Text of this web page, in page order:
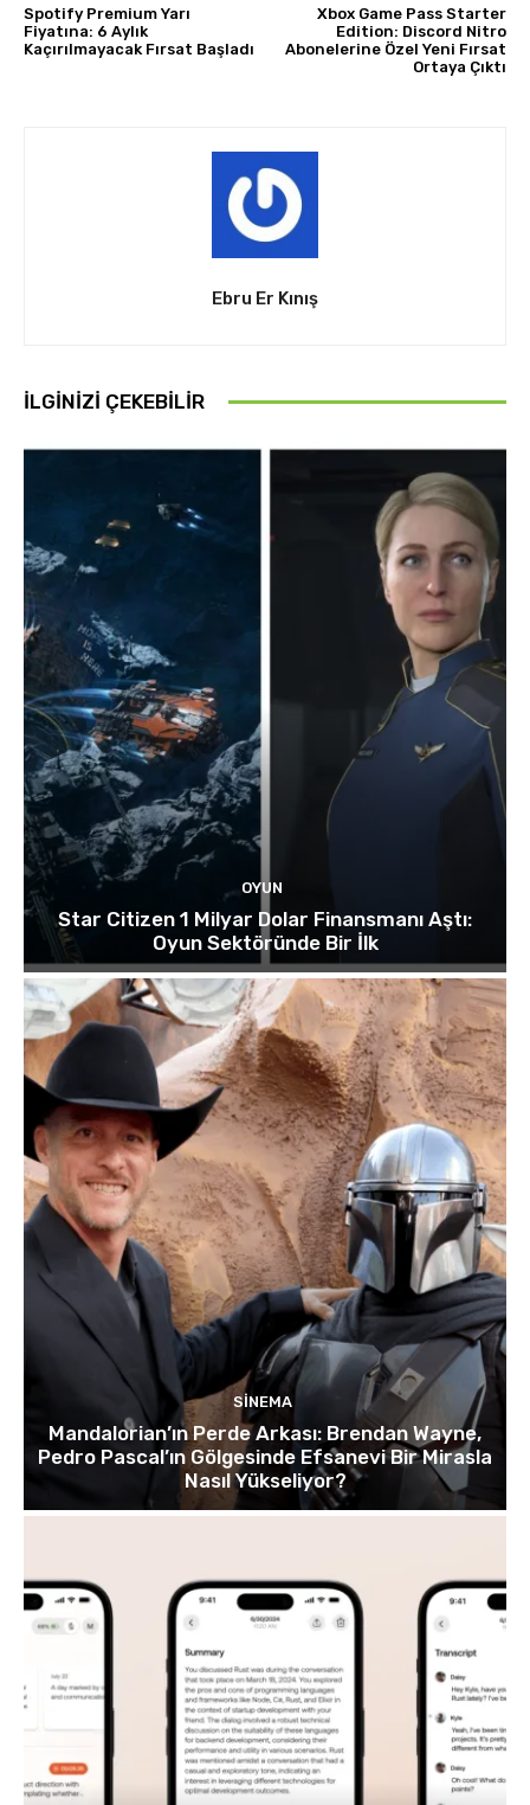
Spotify Premium Yarı
Fiyatına: 6 Aylık
Kaçırılmayacak Fırsat Başladı
Xbox Game Pass Starter
Edition: Discord Nitro
Abonelerine Özel Yeni Fırsat
Ortaya Çıktı
Ebru Er Kınış
İLGINIZI ÇEKEBILIR
OYUN
Star Citizen 1 Milyar Dolar Finansmanı Aştı:
Oyun Sektöründe Bir İlk
SINEMA
Mandalorian’ın Perde Arkası: Brendan Wayne,
Pedro Pascal’ın Gölgesinde Efsanevi Bir Mirasla
Nasıl Yükseliyor?